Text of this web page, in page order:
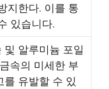
지한다. 이를 통
있습니다.
및 알루미늄 포일
속의 미세한 부
를 유발할 수 있